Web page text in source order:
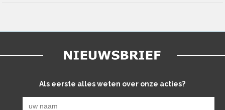
Als eerste alles weten over onze acties?